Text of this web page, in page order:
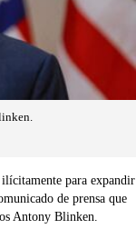
para expandir
de prensa que
Antony Blinken.